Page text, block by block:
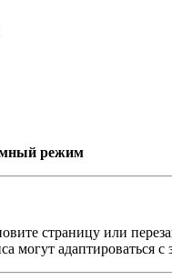
режим
страницу или
могут адаптироваться с